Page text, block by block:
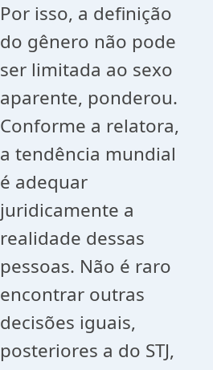
Por isso, a definição
do gênero não pode
ser limitada ao sexo
aparente, ponderou.
Conforme a relatora,
a tendência mundial
é adequar
juridicamente a
realidade dessas
pessoas. Não é raro
encontrar outras
decisões iguais,
posteriores a do STJ,